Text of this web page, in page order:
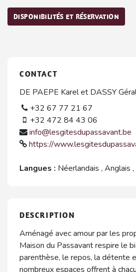
DISPONIBILITÉS ET RÉSERVATION
CONTACT
DE PAEPE Karel et DASSY
+32 67 77 21 67
+32 472 84 43 06
info@lesgitesdupassavant.be
https://
Langues : Néerlandais , Anglais ,
DESCRIPTION
Aménagé avec amour par les
Maison du Passavant respire le
parenthèse, le repos, la détente
nombreux espaces offrent à